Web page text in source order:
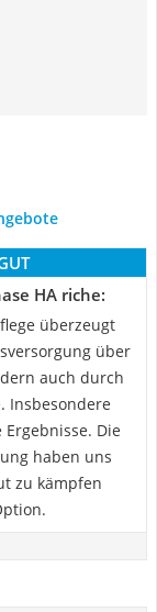
HA riche:
überzeugt
über
auch durch
Insbesondere
Die
haben uns
zu kämpfen